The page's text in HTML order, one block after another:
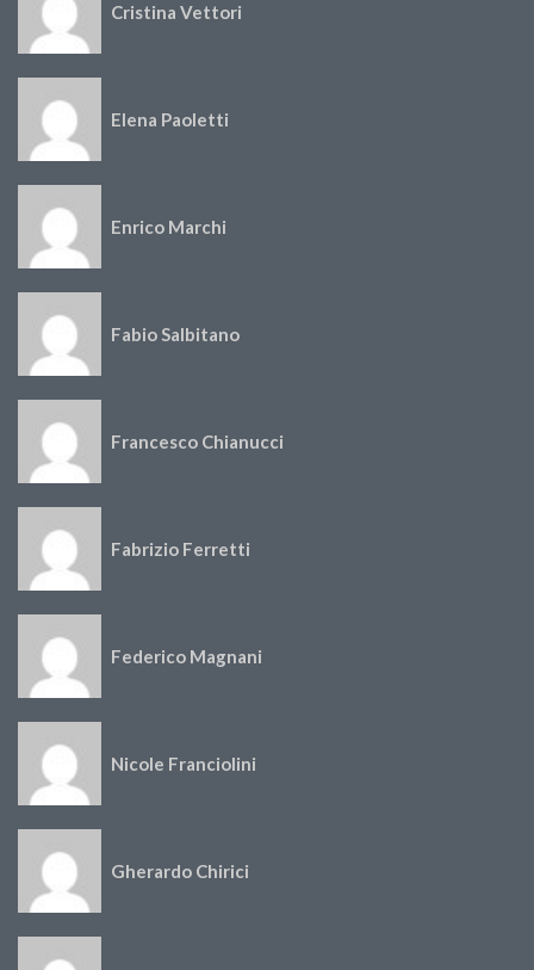
Cristina Vettori
Elena Paoletti
Enrico Marchi
Fabio Salbitano
Francesco Chianucci
Fabrizio Ferretti
Federico Magnani
Nicole Franciolini
Gherardo Chirici